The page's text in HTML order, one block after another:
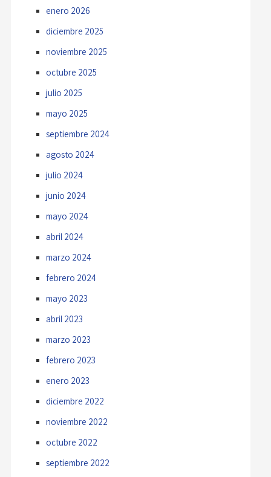
enero 2026
diciembre 2025
noviembre 2025
octubre 2025
julio 2025
mayo 2025
septiembre 2024
agosto 2024
julio 2024
junio 2024
mayo 2024
abril 2024
marzo 2024
febrero 2024
mayo 2023
abril 2023
marzo 2023
febrero 2023
enero 2023
diciembre 2022
noviembre 2022
octubre 2022
septiembre 2022